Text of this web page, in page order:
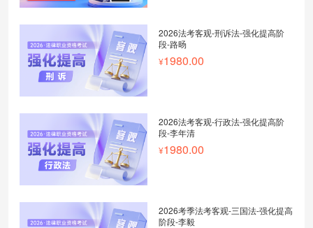
2026法考客观-刑诉法-强化提高阶
段-路旸
1980.00
2026法考客观-行政法-强化提高阶
段-李年清
1980.00
2026考季法考客观-三国法-强化提高
阶段-李毅